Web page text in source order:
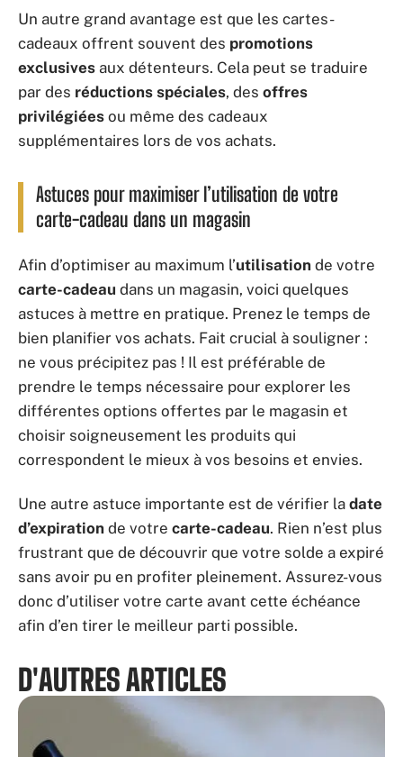
Un autre grand avantage est que les cartes-
cadeaux offrent souvent des promotions
exclusives aux détenteurs. Cela peut se traduire
par des réductions spéciales, des offres
privilégiées ou même des cadeaux
supplémentaires lors de vos achats.
Astuces pour maximiser l’utilisation de votre
carte-cadeau dans un magasin
Afin d’optimiser au maximum l’utilisation de votre
carte-cadeau dans un magasin, voici quelques
astuces à mettre en pratique. Prenez le temps de
bien planifier vos achats. Fait crucial à souligner :
ne vous précipitez pas ! Il est préférable de
prendre le temps nécessaire pour explorer les
différentes options offertes par le magasin et
choisir soigneusement les produits qui
correspondent le mieux à vos besoins et envies.
Une autre astuce importante est de vérifier la date
d’expiration de votre carte-cadeau. Rien n’est plus
frustrant que de découvrir que votre solde a expiré
sans avoir pu en profiter pleinement. Assurez-vous
donc d’utiliser votre carte avant cette échéance
afin d’en tirer le meilleur parti possible.
D'AUTRES ARTICLES